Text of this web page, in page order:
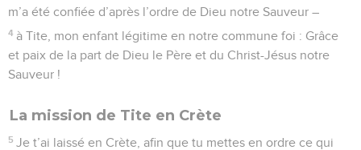
m’a été confiée d’après l’ordre de Dieu notre Sauveur –
4 à Tite, mon enfant légitime en notre commune foi : Grâce
et paix de la part de Dieu le Père et du Christ-Jésus notre
Sauveur !
La mission de Tite en Crète
5 Je t’ai laissé en Crète, afin que tu mettes en ordre ce qui